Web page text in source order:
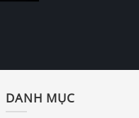
DANH MỤC